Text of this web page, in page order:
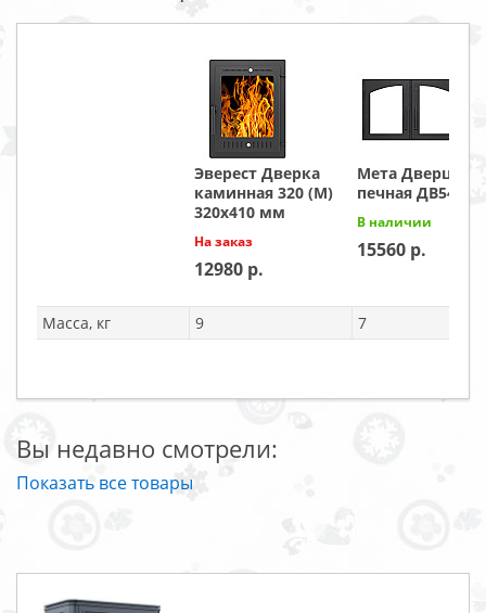
Эверест Дверка
каминная 320 (М)
320х410 мм
На заказ
12980
Мета Дверца
печная ДВ544-
В наличии
15560
Масса, кг 9 7
Вы недавно смотрели:
Показать все товары